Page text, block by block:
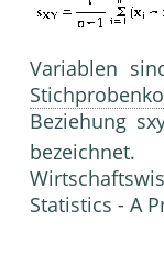
Variablen
Beziehung
Statistics - A